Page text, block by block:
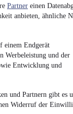
Partner einen
anbieten, ähnliche
einem Endgerät
Werbeleistung und der
Entwicklung und
und Partnern gibt es
Widerruf der
Install the app